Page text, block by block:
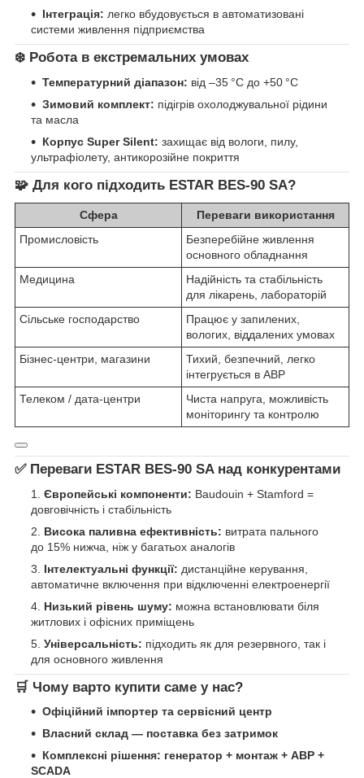
Інтеграція: легко вбудовується в автоматизовані
системи живлення підприємства
❄️ Робота в екстремальних умовах
Температурний діапазон: від –35 °C до +50 °C
Зимовий комплект: підігрів охолоджувальної рідини
та масла
Корпус Super Silent: захищає від вологи, пилу,
ультрафіолету, антикорозійне покриття
🧩 Для кого підходить ESTAR BES‑90 SA?
Сфера
Переваги використання
Промисловість
Безперебійне живлення
основного обладнання
Медицина
Надійність та стабільність
для лікарень, лабораторій
Сільське господарство
Працює у запилених,
вологих, віддалених умовах
Бізнес-центри, магазини
Тихий, безпечний, легко
інтегрується в АВР
Телеком / дата-центри
Чиста напруга, можливість
моніторингу та контролю
✅ Переваги ESTAR BES‑90 SA над конкурентами
Європейські компоненти: Baudouin + Stamford =
довговічність і стабільність
Висока паливна ефективність: витрата пального
до 15% нижча, ніж у багатьох аналогів
Інтелектуальні функції: дистанційне керування,
автоматичне включення при відключенні електроенергії
Низький рівень шуму: можна встановлювати біля
житлових і офісних приміщень
Універсальність: підходить як для резервного, так і
для основного живлення
🛒 Чому варто купити саме у нас?
Офіційний імпортер та сервісний центр
Власний склад — поставка без затримок
Комплексні рішення: генератор + монтаж + АВР +
SCADA